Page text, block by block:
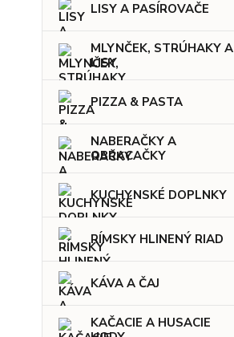
LISY A PASÍROVAČE
MLYNČEK, STRÚHAKY A
LISY
PIZZA & PASTA
NABERAČKY A
OBRACAČKY
KUCHYNSKÉ DOPLNKY
RÍMSKY HLINENÝ RIAD
KÁVA A ČAJ
KAČACIE A HUSACIE